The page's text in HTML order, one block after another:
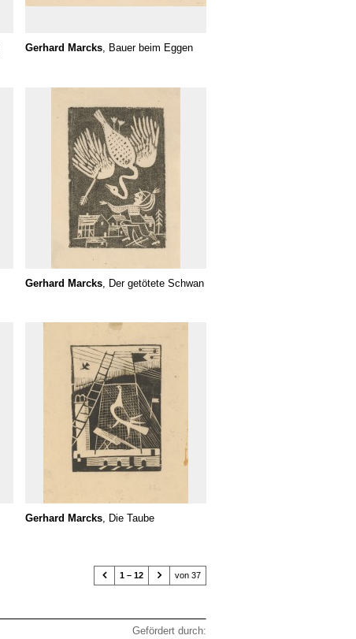
Gerhard Marcks , Bauer beim Eggen
Gerhard Marcks , Der getötete Schwan
Gerhard Marcks, Die Taube
 1 – 12  von 37
Gefördert durch: